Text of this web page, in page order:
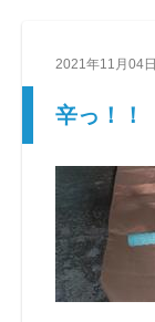
2021年11月04日
辛っ！！